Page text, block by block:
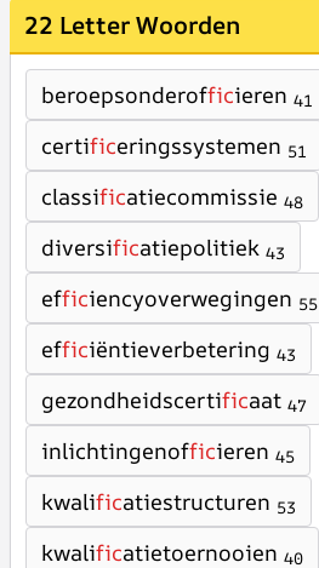
22 Letter Woorden
beroepsonderofficieren 41
certificeringssystemen 51
classificatiecommissie 48
diversificatiepolitiek 43
efficiencyoverwegingen 55
efficiëntieverbetering 43
gezondheidscertificaat 47
inlichtingenofficieren 45
kwalificatiestructuren 53
kwalificatietoernooien 40